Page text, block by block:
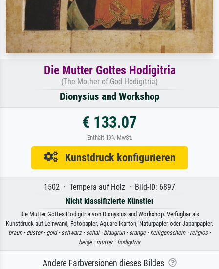
Die Mutter Gottes Hodigitria
(The Mother of God Hodigitria)
Dionysius and Workshop
€ 133.07
Enthält 19% MwSt.
Kunstdruck konfigurieren
1502 · Tempera auf Holz · Bild-ID: 6897
Nicht klassifizierte Künstler
Die Mutter Gottes Hodigitria von Dionysius and Workshop. Verfügbar als
Kunstdruck auf Leinwand, Fotopapier, Aquarellkarton, Naturpapier oder Japanpapier.
braun · düster · gold · schwarz · schal · blaugrün · orange · heiligenschein · religiös ·
beige · mutter · hodigitria
Andere Farbversionen dieses Bildes